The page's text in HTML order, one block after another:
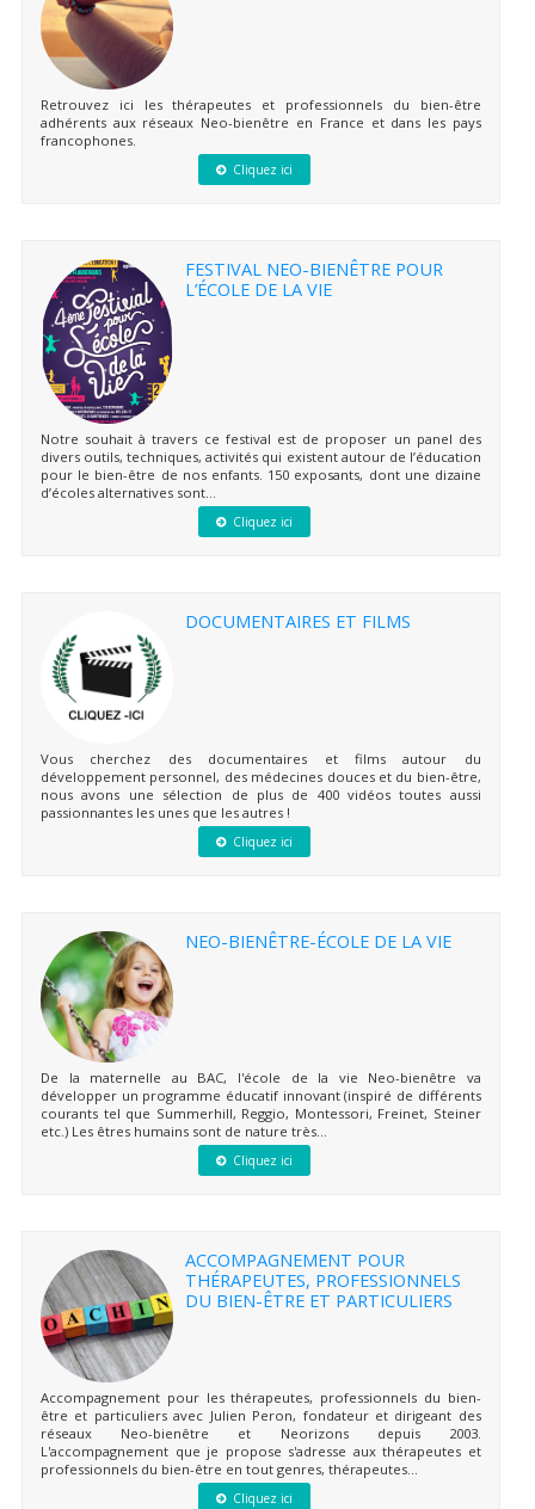
Retrouvez ici les thérapeutes et professionnels du bien-être
adhérents aux réseaux Neo-bienêtre en France et dans les pays
francophones.
Cliquez ici
FESTIVAL NEO-BIENÊTRE POUR
L’ÉCOLE DE LA VIE
Notre souhait à travers ce festival est de proposer un panel des
divers outils, techniques, activités qui existent autour de l’éducation
pour le bien-être de nos enfants. 150 exposants, dont une dizaine
d’écoles alternatives sont...
Cliquez ici
DOCUMENTAIRES ET FILMS
Vous cherchez des documentaires et films autour du
développement personnel, des médecines douces et du bien-être,
nous avons une sélection de plus de 400 vidéos toutes aussi
passionnantes les unes que les autres !
Cliquez ici
NEO-BIENÊTRE-ÉCOLE DE LA VIE
De la maternelle au BAC, l'école de la vie Neo-bienêtre va
développer un programme éducatif innovant (inspiré de différents
courants tel que Summerhill, Reggio, Montessori, Freinet, Steiner
etc.) Les êtres humains sont de nature très...
Cliquez ici
ACCOMPAGNEMENT POUR
THÉRAPEUTES, PROFESSIONNELS
DU BIEN-ÊTRE ET PARTICULIERS
Accompagnement pour les thérapeutes, professionnels du bien-
être et particuliers avec Julien Peron, fondateur et dirigeant des
réseaux Neo-bienêtre et Neorizons depuis 2003.
L'accompagnement que je propose s'adresse aux thérapeutes et
professionnels du bien-être en tout genres, thérapeutes...
Cliquez ici